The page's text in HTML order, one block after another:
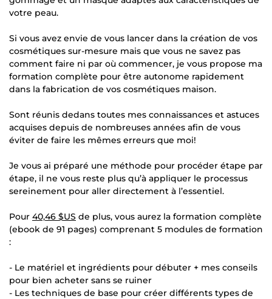
votre peau.
Si vous avez envie de vous lancer dans la création de vos
cosmétiques sur-mesure mais que vous ne savez pas
comment faire ni par où commencer, je vous propose ma
formation complète pour être autonome rapidement
dans la fabrication de vos cosmétiques maison.
Sont réunis dedans toutes mes connaissances et astuces
acquises depuis de nombreuses années afin de vous
éviter de faire les mêmes erreurs que moi!
Je vous ai préparé une méthode pour procéder étape par
étape, il ne vous reste plus qu’à appliquer le processus
sereinement pour aller directement à l’essentiel.
Pour 40,46 $US de plus, vous aurez la formation complète
(ebook de 91 pages) comprenant 5 modules de formation
:
- Le matériel et ingrédients pour débuter + mes conseils
pour bien acheter sans se ruiner
- Les techniques de base pour créer différents types de